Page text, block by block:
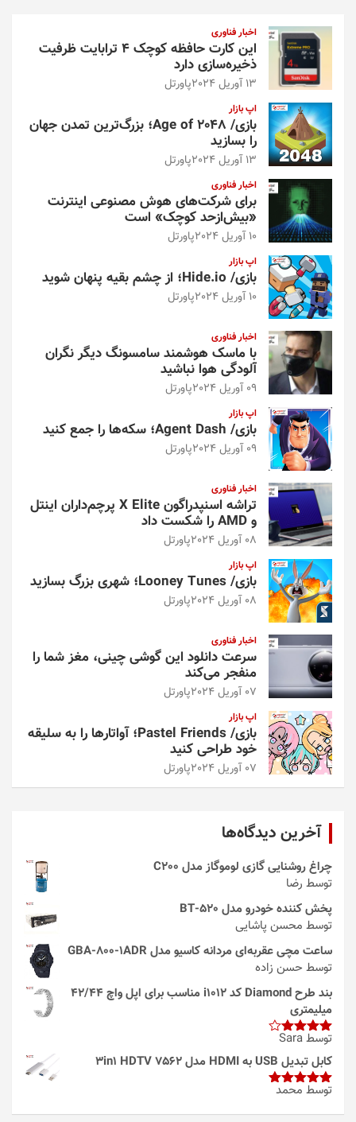
اخبار فناوری
این کارت حافظه کوچک ۴ ترابایت ظرفیت
ذخیره‌سازی دارد
13 آوریل 2024 پاورتل
اپ بازار
بازی/ Age of 2048؛ بزرگ‌ترین تمدن جهان
را بسازید
13 آوریل 2024 پاورتل
اخبار فناوری
برای شرکت‌های هوش مصنوعی اینترنت
«بیش‌از‌حد کوچک» است
10 آوریل 2024 پاورتل
اپ بازار
بازی/ Hide.io؛ از چشم بقیه پنهان شوید
10 آوریل 2024 پاورتل
اخبار فناوری
با ماسک هوشمند سامسونگ دیگر نگران
آلودگی هوا نباشید
09 آوریل 2024 پاورتل
اپ بازار
بازی/ Agent Dash؛ سکه‌ها را جمع کنید
09 آوریل 2024 پاورتل
اخبار فناوری
تراشه اسنپدراگون X Elite پرچم‌داران اینتل
و AMD را شکست داد
08 آوریل 2024 پاورتل
اپ بازار
بازی/ Looney Tunes؛ شهری بزرگ بسازید
08 آوریل 2024 پاورتل
اخبار فناوری
سرعت دانلود این گوشی چینی، مغز شما را
منفجر می‌کند
07 آوریل 2024 پاورتل
اپ بازار
بازی/ Pastel Friends؛ آواتارها را به سلیقه
خود طراحی کنید
07 آوریل 2024 پاورتل
آخرین دیدگاه‌ها
چراغ روشنایی گازی لوموگاز مدل C200
توسط رضا
پخش کننده خودرو مدل 520-BT
توسط محسن پاشایی
ساعت مچی عقربه‌ای مردانه کاسیو مدل GBA-800-1ADR
توسط حسن زاده
بند طرح Diamond کد i1012 مناسب برای اپل واچ 42/44
میلیمتری
امتیاز4
از 5
توسط Sara
کابل تبدیل USB به HDMI مدل 3in1 HDTV 7562
امتیاز5از
توسط محمد